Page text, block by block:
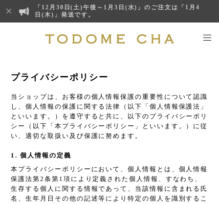
「12月30日(土)午後～1月3日(水)」のご注文は「1月4
日(木)」発送です。
プライバシーポリシー
当ショップは、お客様の個人情報保護の重要性について認識
し、個人情報の保護に関する法律（以下「個人情報保護法」
といいます。）を遵守すると共に、以下のプライバシーポリ
シー（以下「本プライバシーポリシー」といいます。）に従
い、適切な取扱い及び保護に努めます。
1. 個人情報の定義
本プライバシーポリシーにおいて、個人情報とは、個人情報
保護法第2条第1項により定義された個人情報、すなわち、
生存する個人に関する情報であって、当該情報に含まれる氏
名、生年月日その他の記述等により特定の個人を識別するこ